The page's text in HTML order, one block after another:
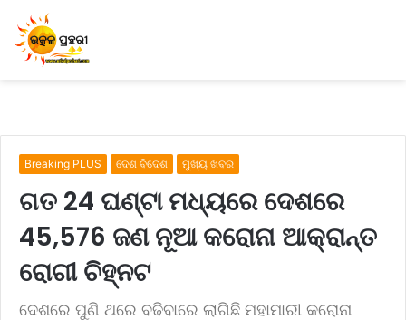
Breaking PLUS ଦେଶ ବିଦେଶ ମୁଖ୍ୟ ଖବର
ଗତ 24 ଘଣ୍ଟା ମଧ୍ୟରେ ଦେଶରେ
45,576 ଜଣ ନୂଆ କରୋନା ଆକ୍ରାନ୍ତ
ରୋଗୀ ଚିହ୍ନଟ
ଦେଶରେ ପୁଣି ଥରେ ବଢିବାରେ ଲାଗିଛି ମହାମାରୀ କରୋନା